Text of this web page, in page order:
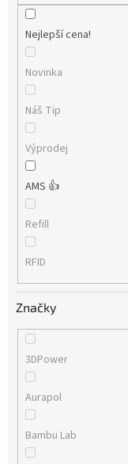
Nejlepší cena!
Novinka
Náš Tip
Výprodej
AMS 👍
Refill
RFID
Značky
3DPower
Aurapol
Bambu Lab